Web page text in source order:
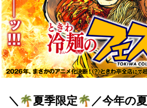
＼🌴夏季限定🌴／今年の